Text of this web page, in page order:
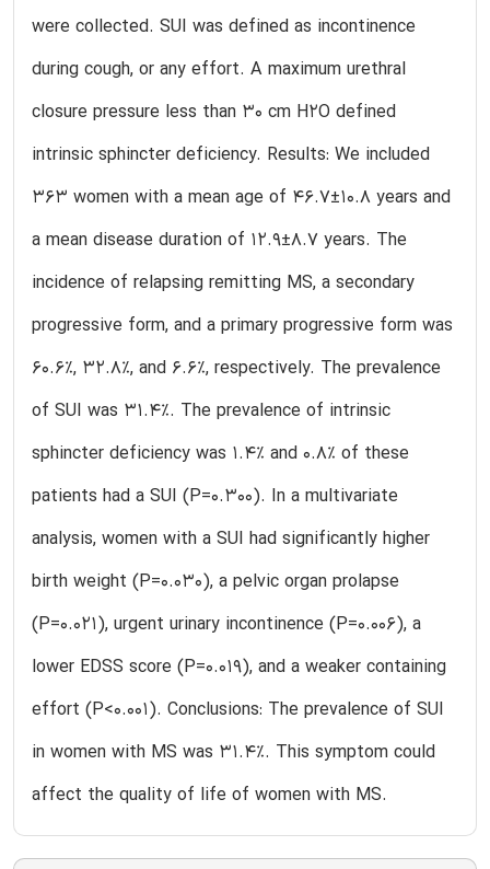
were collected. SUI was defined as incontinence
during cough, or any effort. A maximum urethral
closure pressure less than 30 cm H2O defined
intrinsic sphincter deficiency. Results: We included
363 women with a mean age of 46.7±10.8 years and
a mean disease duration of 12.9±8.7 years. The
incidence of relapsing remitting MS, a secondary
progressive form, and a primary progressive form was
60.6%, 32.8%, and 6.6%, respectively. The prevalence
of SUI was 31.4%. The prevalence of intrinsic
sphincter deficiency was 1.4% and 0.8% of these
patients had a SUI (P=0.300). In a multivariate
analysis, women with a SUI had significantly higher
birth weight (P=0.030), a pelvic organ prolapse
(P=0.021), urgent urinary incontinence (P=0.006), a
lower EDSS score (P=0.019), and a weaker containing
effort (P<0.001). Conclusions: The prevalence of SUI
in women with MS was 31.4%. This symptom could
affect the quality of life of women with MS.